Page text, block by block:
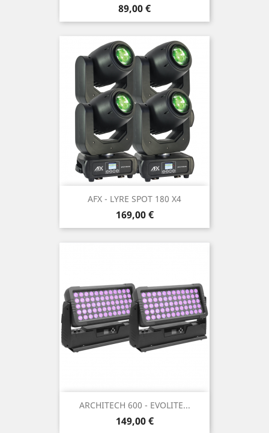
Prix
89,00 €
AFX - LYRE SPOT 180 X4
Prix
169,00 €
ARCHITECH 600 - EVOLITE...
Prix
149,00 €